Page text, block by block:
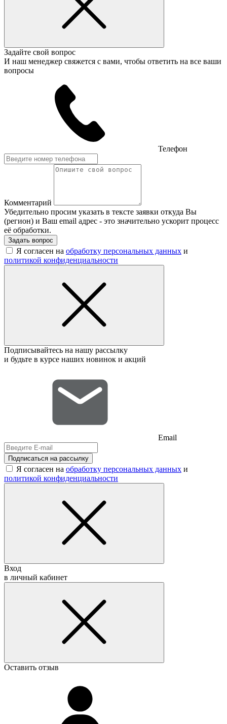
Задайте свой вопрос
И наш менеджер свяжется с вами, чтобы ответить на все ваши
вопросы
Телефон
Комментарий
Убедительно просим указать в тексте заявки откуда Вы
(регион) и Ваш email адрес - это значительно ускорит процесс
её обработки.
Задать вопрос
Я согласен на обработку персональных данных и
политикой конфиденциальности
Подписывайтесь на нашу рассылку
и будьте в курсе наших новинок и акций
Email
Подписаться на рассылку
Я согласен на обработку персональных данных и
политикой конфиденциальности
Вход
в личный кабинет
Оставить отзыв